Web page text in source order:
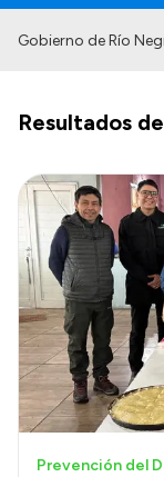
Prensa
Autoridades y
Discursos en la
Casa de
Acerca de Río
Historia
Geografía
Invertí en Río
Gobierno de Río
Resultados
Prevención del